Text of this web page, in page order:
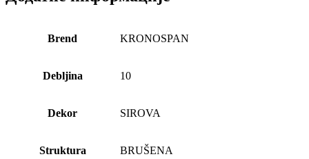
Brend KRONOSPAN
Debljina 10
Dekor SIROVA
Struktura BRUŠENA